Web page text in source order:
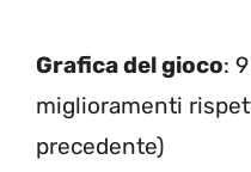
Grafica del gioco:
miglioramenti
precedente)